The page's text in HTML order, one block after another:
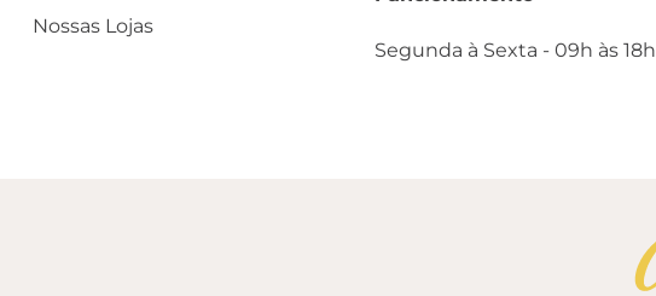
Nossas Lojas
Segunda à Sexta - 09h às 18h